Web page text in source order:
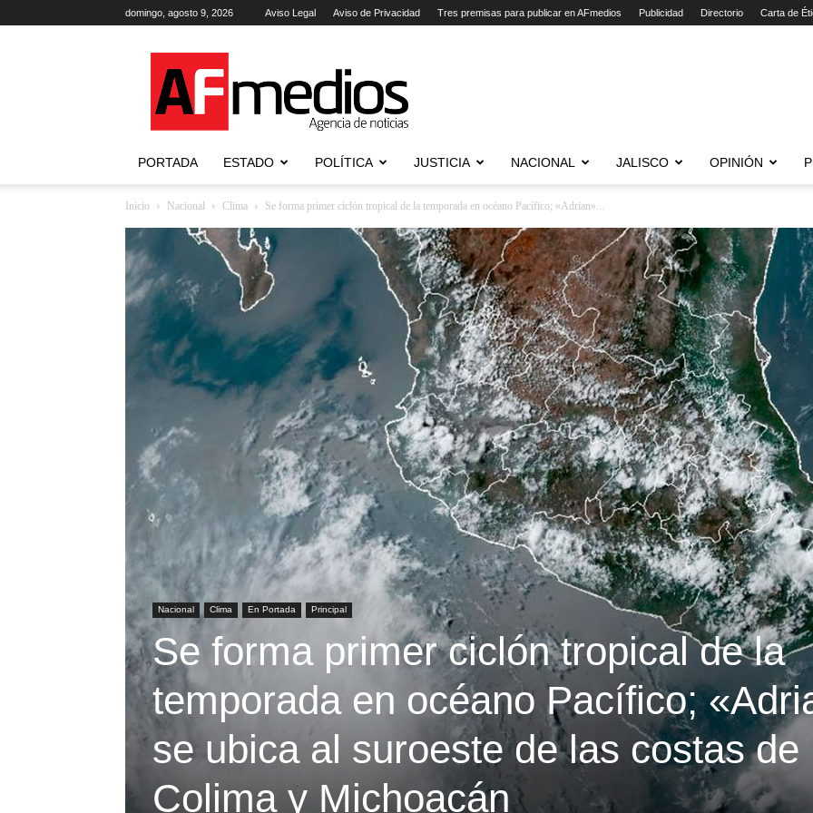
domingo, agosto 9, 2026 Aviso Legal Aviso de Privacidad Tres premisas para publicar en AFmedios Publicidad Directorio Carta de
Agencia
de
Noticias
PORTADA ESTADO POLÍTICA JUSTICIA NACIONAL JALISCO OPINIÓN
Inicio Nacional Clima Se forma primer ciclón tropical de la temporada en océano Pacífico; «Adrian»...
Nacional Clima En Portada Principal
Se forma primer ciclón tropical de la
temporada en océano Pacífico;
se ubica al suroeste de las costas de
Colima y Michoacán